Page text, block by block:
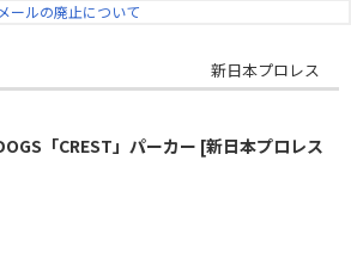
ールの廃止について
新日本プロレス
「CREST」パーカー [新日本プロレス